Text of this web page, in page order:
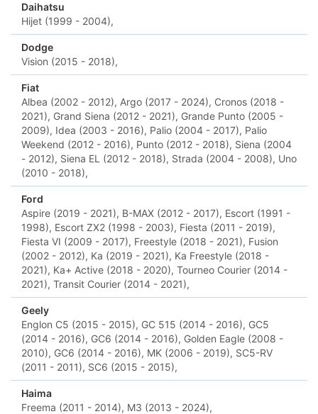
Daihatsu
Hijet (1999 - 2004),
Dodge
Vision (2015 - 2018),
Fiat
Albea (2002 - 2012), Argo (2017 - 2024), Cronos (2018 -
2021), Grand Siena (2012 - 2021), Grande Punto (2005 -
2009), Idea (2003 - 2016), Palio (2004 - 2017), Palio
Weekend (2012 - 2016), Punto (2012 - 2018), Siena (2004
- 2012), Siena EL (2012 - 2018), Strada (2004 - 2008), Uno
(2010 - 2018),
Ford
Aspire (2019 - 2021), B-MAX (2012 - 2017), Escort (1991 -
1998), Escort ZX2 (1998 - 2003), Fiesta (2011 - 2019),
Fiesta VI (2009 - 2017), Freestyle (2018 - 2021), Fusion
(2002 - 2012), Ka (2019 - 2021), Ka Freestyle (2018 -
2021), Ka+ Active (2018 - 2020), Tourneo Courier (2014 -
2021), Transit Courier (2014 - 2021),
Geely
Englon C5 (2015 - 2015), GC 515 (2014 - 2016), GC5
(2014 - 2016), GC6 (2014 - 2016), Golden Eagle (2008 -
2010), GС6 (2014 - 2016), MK (2006 - 2019), SC5-RV
(2011 - 2011), SC6 (2015 - 2015),
Haima
Freema (2011 - 2014), M3 (2013 - 2024),